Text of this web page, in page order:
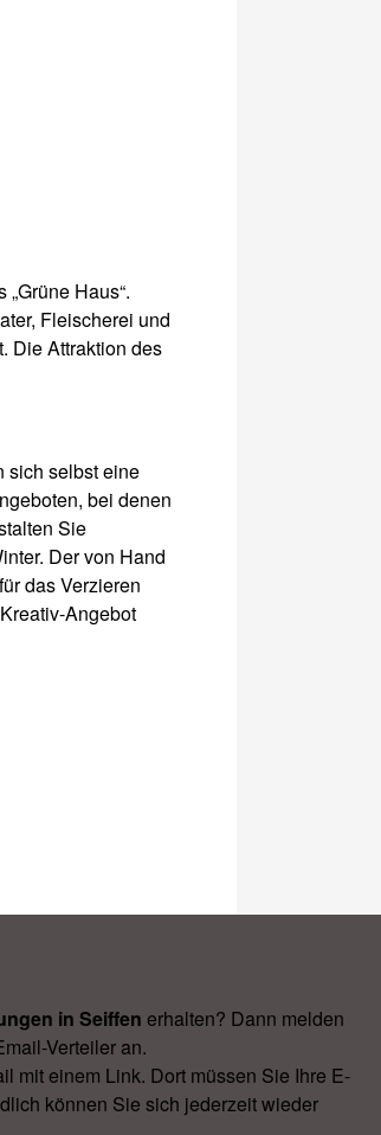
Haus“.
Fleischerei und
Die Attraktion des
sich selbst eine
bei denen
Sie
Der von Hand
das Verzieren
Angebot
in Seiffen erhalten? Dann melden
Verteiler an.
mit einem Link. Dort müssen Sie Ihre E-
können Sie sich jederzeit wieder